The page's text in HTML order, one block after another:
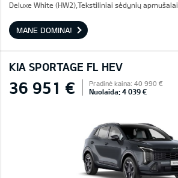
Deluxe White (HW2),Tekstiliniai sėdynių apmušalai
MANE DOMINA!
KIA SPORTAGE FL HEV
36 951 € Pradinė kaina: 40 990 €
Nuolaida: 4 039 €